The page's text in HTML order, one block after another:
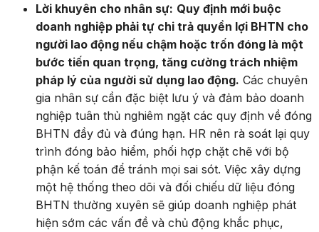
Lời khuyên cho nhân sự: Quy định mới buộc
doanh nghiệp phải tự chi trả quyền lợi BHTN cho
người lao động nếu chậm hoặc trốn đóng là một
bước tiến quan trọng, tăng cường trách nhiệm
pháp lý của người sử dụng lao động. Các chuyên
gia nhân sự cần đặc biệt lưu ý và đảm bảo doanh
nghiệp tuân thủ nghiêm ngặt các quy định về đóng
BHTN đầy đủ và đúng hạn. HR nên rà soát lại quy
trình đóng bảo hiểm, phối hợp chặt chẽ với bộ
phận kế toán để tránh mọi sai sót. Việc xây dựng
một hệ thống theo dõi và đối chiếu dữ liệu đóng
BHTN thường xuyên sẽ giúp doanh nghiệp phát
hiện sớm các vấn đề và chủ động khắc phục,